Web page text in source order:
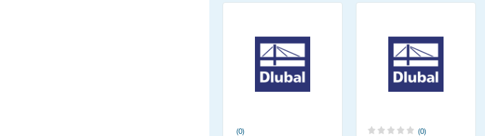
(0) (0)